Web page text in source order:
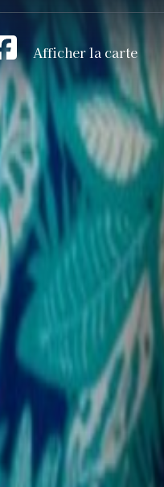
Afficher la carte